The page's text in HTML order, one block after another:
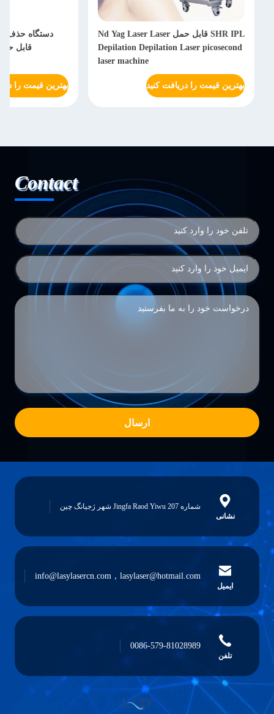
SHR IPL قابل حمل Nd Yag Laser Laser
Depilation Depilation Laser picosecond
laser machine
بهترین قیمت را دریافت کنید
قابل حمل
بهترین قیمت را
Contact
ارسال
نشانی
شماره 207 Jingfa Raod Yiwu شهر ژجیانگ چین
ایمیل
info@lasylasercn.com，lasylaser@hotmail.com
تلفن
0086-579-81028989